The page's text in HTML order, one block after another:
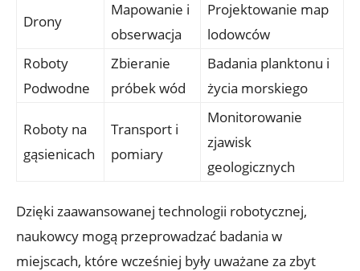
Drony
Mapowanie i
obserwacja
Projektowanie ⁣map
lodowców
Roboty
Podwodne
Zbieranie
próbek wód
Badania planktonu i
życia morskiego
Roboty ⁤na
gąsienicach
Transport i⁤
pomiary
Monitorowanie
zjawisk
⁤geologicznych
Dzięki zaawansowanej technologii robotycznej,
naukowcy mogą przeprowadzać ⁢badania w⁤
miejscach,‌ które wcześniej były uważane za zbyt